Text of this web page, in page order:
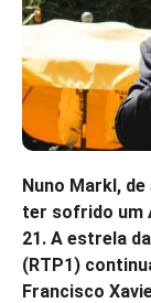
Nuno Markl,
ter sofrido um
21. A estrela
(RTP1)
Francisco